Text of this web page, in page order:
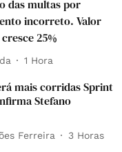
das multas por
incorreto. Valor
25%
1 Hora
mais corridas Sprint
Stefano
Ferreira 3 Horas